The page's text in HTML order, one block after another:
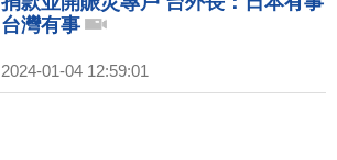
台灣有事
2024-01-04 12:59:01